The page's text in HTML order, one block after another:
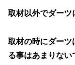
取材以外でダー
取材の時にダーツ
る事はあまりない